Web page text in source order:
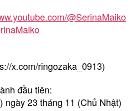
@SerinaMaiko
x.com/ringozaka_0913)
đầu tiên:
ngày 23 tháng 11 (Chủ Nhật)